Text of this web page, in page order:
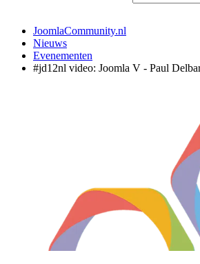
JoomlaCommunity.nl
Nieuws
Evenementen
#jd12nl video: Joomla V - Paul